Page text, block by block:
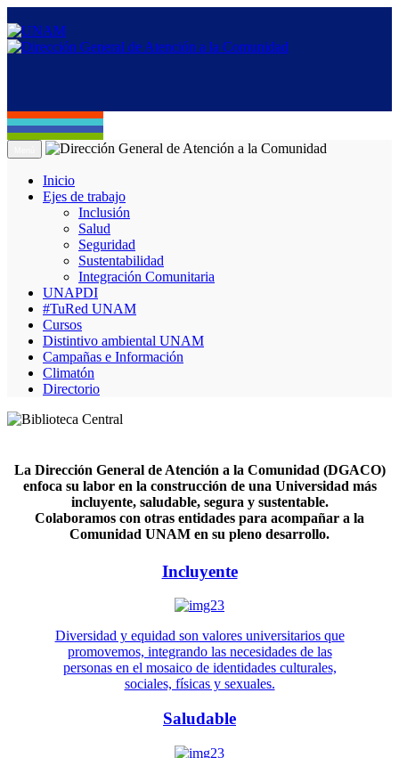
Inicio
Ejes de trabajo
Inclusión
Salud
Seguridad
Sustentabilidad
Integración Comunitaria
UNAPDI
#TuRed UNAM
Cursos
Distintivo ambiental UNAM
Campañas e Información
Climatón
Directorio
La Dirección General de Atención a la Comunidad (DGACO)
enfoca su labor en la construcción de una Universidad más
incluyente, saludable, segura y sustentable.
Colaboramos con otras entidades para acompañar a la
Comunidad UNAM en su pleno desarrollo.
Incluyente
Diversidad y equidad son valores universitarios que
promovemos, integrando las necesidades de las
personas en el mosaico de identidades culturales,
sociales, físicas y sexuales.
Saludable